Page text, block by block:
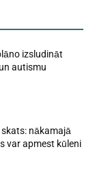
izsludināt
autismu
nākamajā
var apmest kūleni